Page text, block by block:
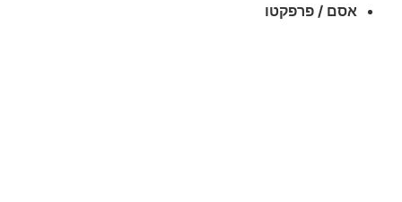
אסם / פרפקטו